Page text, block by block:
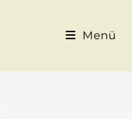
Menü